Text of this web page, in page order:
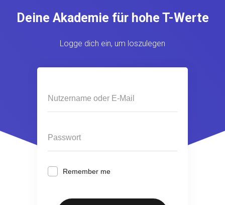
Deine Akademie für hohe T-Werte
Logge dich ein, um loszulegen
Remember me